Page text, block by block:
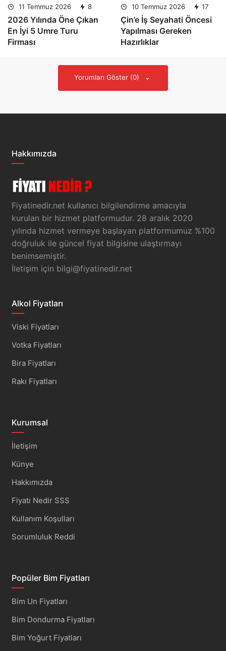
11 Temmuz 2026 8
2026 Yılında Öne Çıkan
En İyi 5 Umre Turu
Firması
10 Temmuz 2026 17
Çin’e İş Seyahati Öncesi
Yapılması Gereken
Hazırlıklar
Yorumları Göster (0)
Hakkımızda
Fiyatinedir.net kullanıcı bilgilendirme amacıyla
kurulan bir hizmet platformudur. 28 aralık 2020
yılında hizmet vermeye başlayan platformumuz %100
doğruluk ile güncel fiyat bilgisine ulaştırmayı
benimsemiştir.
İletişim için bilgi@fiyatinedir.net
Alkol Fiyatları
Viski Fiyatları
Votka Fiyatları
Bira Fiyatları
Rakı Fiyatları
Kurumsal
İletişim
Künye
Hakkımızda
Fiyatı Nedir SSS
Kullanım Koşulları
Sorumluluk Reddi
Popüler Bim Fiyatları
Bim Un Fiyatları
Bim Dondurma Fiyatları
Bim Yoğurt Fiyatları